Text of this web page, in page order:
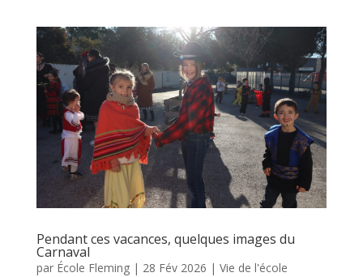
Pendant ces vacances, quelques images du
Carnaval
par École Fleming| 28 Fév 2026 | Vie de l'école